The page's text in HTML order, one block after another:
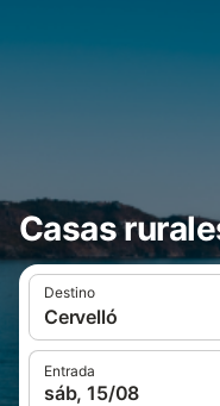
Casas
Destino
Cervelló
Entrada
sáb, 15/08